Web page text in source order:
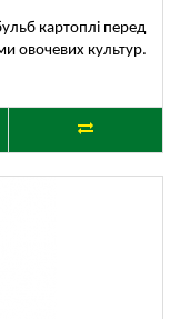
картоплі перед
овочевих культур.